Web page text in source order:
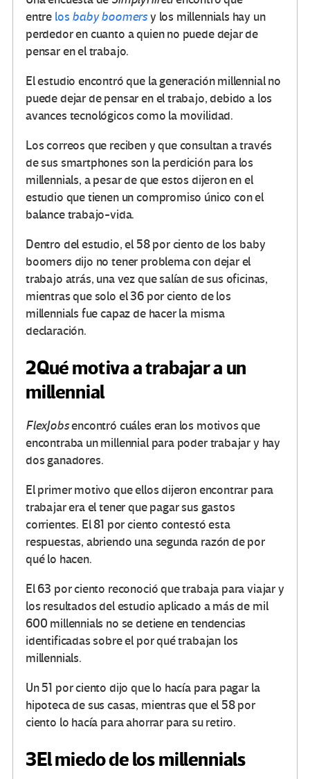
entre los baby boomersy los millennials hay un
perdedor en cuanto a quien no puede dejar de
pensar en el trabajo.
El estudio encontró que la generación millennial no
puede dejar de pensar en el trabajo, debido a los
avances tecnológicos como la movilidad.
Los correos que reciben y que consultan a través
de sus smartphones son la perdición para los
millennials, a pesar de que estos dijeron en el
estudio que tienen un compromiso único con el
balance trabajo-vida.
Dentro del estudio, el 58 por ciento de los baby
boomers dijo no tener problema con dejar el
trabajo atrás, una vez que salían de sus oficinas,
mientras que solo el 36 por ciento de los
millennials fue capaz de hacer la misma
declaración.
2Qué motiva a trabajar a un
millennial
FlexJobsencontró cuáles eran los motivos que
encontraba un millennial para poder trabajar y hay
dos ganadores.
El primer motivo que ellos dijeron encontrar para
trabajar era el tener que pagar sus gastos
corrientes. El 81 por ciento contestó esta
respuestas, abriendo una segunda razón de por
qué lo hacen.
El 63 por ciento reconoció que trabaja para viajar y
los resultados del estudio aplicado a más de mil
600 millennials no se detiene en tendencias
identificadas sobre el por qué trabajan los
millennials.
Un 51 por ciento dijo que lo hacía para pagar la
hipoteca de sus casas, mientras que el 58 por
ciento lo hacía para ahorrar para su retiro.
3El miedo de los millennials